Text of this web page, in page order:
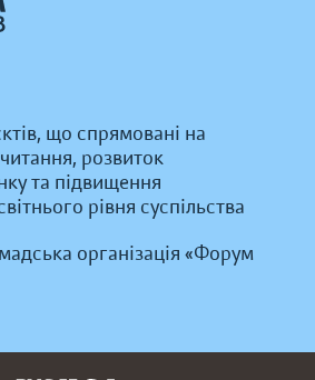
що спрямовані на
розвиток
та підвищення
рівня суспільства
організація «Форум